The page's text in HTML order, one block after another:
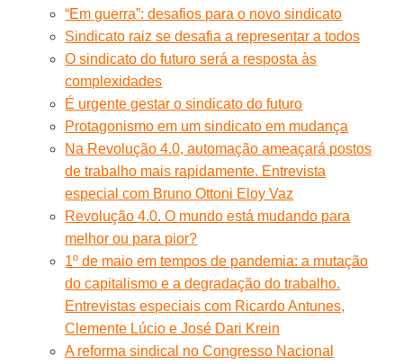
“Em guerra”: desafios para o novo sindicato
Sindicato raiz se desafia a representar a todos
O sindicato do futuro será a resposta às
complexidades
É urgente gestar o sindicato do futuro
Protagonismo em um sindicato em mudança
Na Revolução 4.0, automação ameaçará postos
de trabalho mais rapidamente. Entrevista
especial com Bruno Ottoni Eloy Vaz
Revolução 4.0. O mundo está mudando para
melhor ou para pior?
1º de maio em tempos de pandemia: a mutação
do capitalismo e a degradação do trabalho.
Entrevistas especiais com Ricardo Antunes,
Clemente Lúcio e José Dari Krein
A reforma sindical no Congresso Nacional